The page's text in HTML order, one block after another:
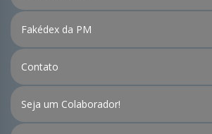
Fakédex da PM
Contato
Seja um Colaborador!